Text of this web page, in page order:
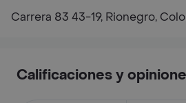
Carrera 83 43-19, Rionegro,
Calificaciones y